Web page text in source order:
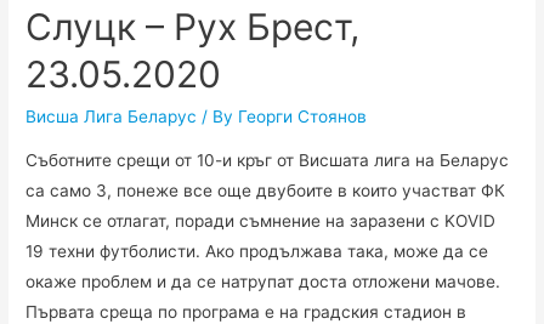
–
Минск,
Слуцк – Рух Брест,
23.05.2020
Висша Лига Беларус / By Георги Стоянов
Съботните срещи от 10-и кръг от Висшата лига на Беларус
са само 3, понеже все още двубоите в които участват ФК
Минск се отлагат, поради съмнение на заразени с KOVID
19 техни футболисти. Ако продължава така, може да се
окаже проблем и да се натрупат доста отложени мачове.
Първата среща по програма е на градския стадион в